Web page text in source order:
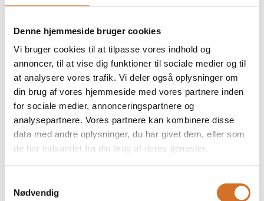
Denne hjemmeside bruger cookies
Vi bruger cookies til at tilpasse vores indhold og
annoncer, til at vise dig funktioner til sociale medier og til
at analysere vores trafik. Vi deler også oplysninger om
din brug af vores hjemmeside med vores partnere inden
for sociale medier, annonceringspartnere og
analysepartnere. Vores partnere kan kombinere disse
data med andre oplysninger, du har givet dem, eller som
de har indsamlet fra din brug af deres tjenester.
Nødvendig
Kylling med
hjertet begynder
hos vores
producenter
Hos ROSE handler god
kylling ikke kun om
produktet på
tallerkenen. Det handler
også om måden, det
bliver til på. Med vores 1-
Mulighed for
master class i det
køkken/bageri
Book en master class i
dit eget køkken eller
bageri – oplagt, hvis du
har kolleger, der også
gerne vil vide mere.
og deres karakteristika